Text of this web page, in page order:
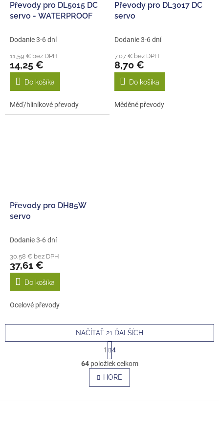
Převody pro DL5015 DC
servo - WATERPROOF
Dodanie 3-6 dní
11,59 € bez DPH
14,25 €
Do košíka
Měď/hliníkové převody
Převody pro DL3017 DC
servo
Dodanie 3-6 dní
7,07 € bez DPH
8,70 €
Do košíka
Měděné převody
Převody pro DH85W
servo
Dodanie 3-6 dní
30,58 € bez DPH
37,61 €
Do košíka
Ocelové převody
O
v
l
á
NAČÍTAŤ 21 ĎALŠÍCH
S
t
r
á
n
k
v
1
4
64položiek celkom
HORE